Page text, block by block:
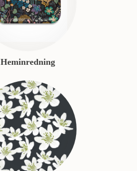
Heminredning